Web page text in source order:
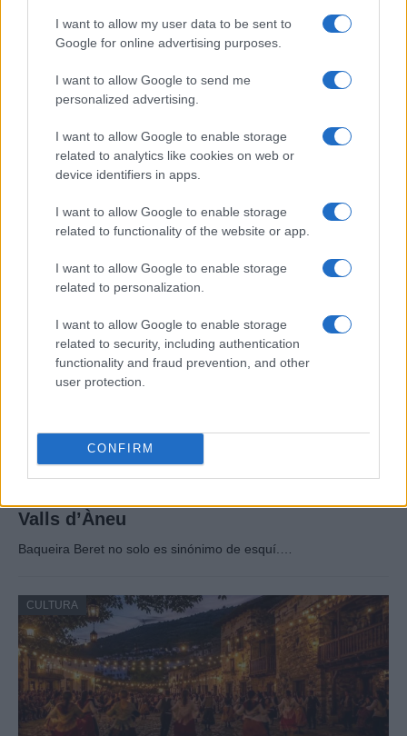
I want to allow my user data to be sent to
Google for online advertising purposes.
I want to allow Google to send me
personalized advertising.
I want to allow Google to enable storage
related to analytics like cookies on web or
device identifiers in apps.
I want to allow Google to enable storage
related to functionality of the website or app.
I want to allow Google to enable storage
related to personalization.
I want to allow Google to enable storage
related to security, including authentication
functionality and fraud prevention, and other
user protection.
CONFIRM
«El niño de fuego»: documental ya
disponible en Movistar
Cómo Baqueira Beret impulsa la identidad
Valls d’Àneu
Baqueira Beret no solo es sinónimo de esquí.…
CULTURA